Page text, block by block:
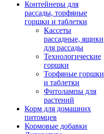
Контейнеры для
рассады, торфяные
горшки и таблетки
Кассеты
рассадные, ящики
для рассады
Технологические
горшки
Торфяные горшки
и таблетки
Фитолампы для
растений
Корм для домашних
питомцев
Кормовые добавки